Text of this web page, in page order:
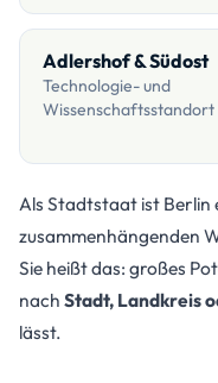
Adlershof & Südost
Technologie- und
Wissenschaftsstandort
Als Stadtstaat ist Berlin
zusammenhängenden
Sie heißt das: großes
nach Stadt, Landkreis
lässt.